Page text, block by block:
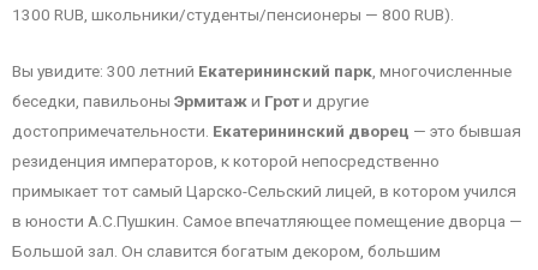
1300 RUB, школьники/студенты/пенсионеры — 800 RUB).
Вы увидите: 300 летний Екатерининский парк, многочисленные
беседки, павильоны Эрмитажи Гроти другие
достопримечательности. Екатерининский дворец — это бывшая
резиденция императоров, к которой непосредственно
примыкает тот самый Царско-Сельский лицей, в котором учился
в юности А.С.Пушкин. Самое впечатляющее помещение дворца —
Большой зал. Он славится богатым декором, большим